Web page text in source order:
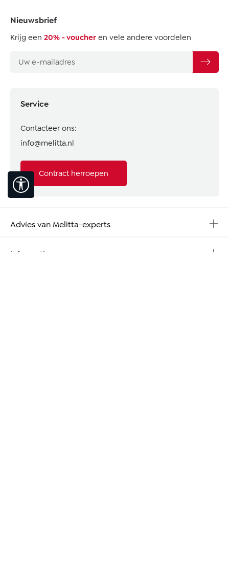
Service
Contacteer ons:
info@melitta.nl
Contract herroepen
Advies van Melitta-experts
Informatie
Nieuwsbrief
Krijg een 20% - voucher en vele andere voordelen
Toon werkbalk